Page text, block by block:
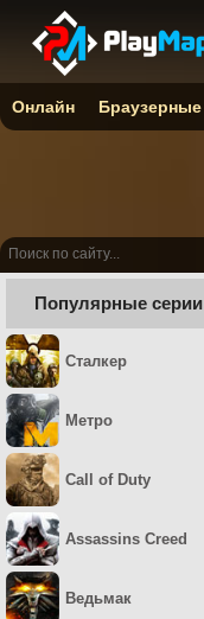
Популярные серии
Сталкер
Метро
Call of Duty
Assassins Creed
Ведьмак
Онлайн Браузерные